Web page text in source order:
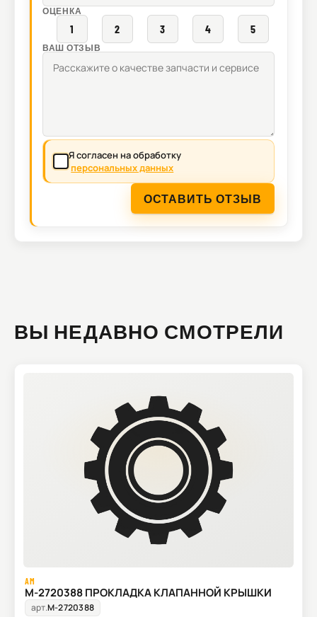
ОЦЕНКА
1 2 3 4 5
ВАШ ОТЗЫВ
Я согласен на обработку
персональных данных
ОСТАВИТЬ ОТЗЫВ
ВЫ НЕДАВНО СМОТРЕЛИ
AM
M-2720388 ПРОКЛАДКА КЛАПАННОЙ КРЫШКИ
арт.M-2720388